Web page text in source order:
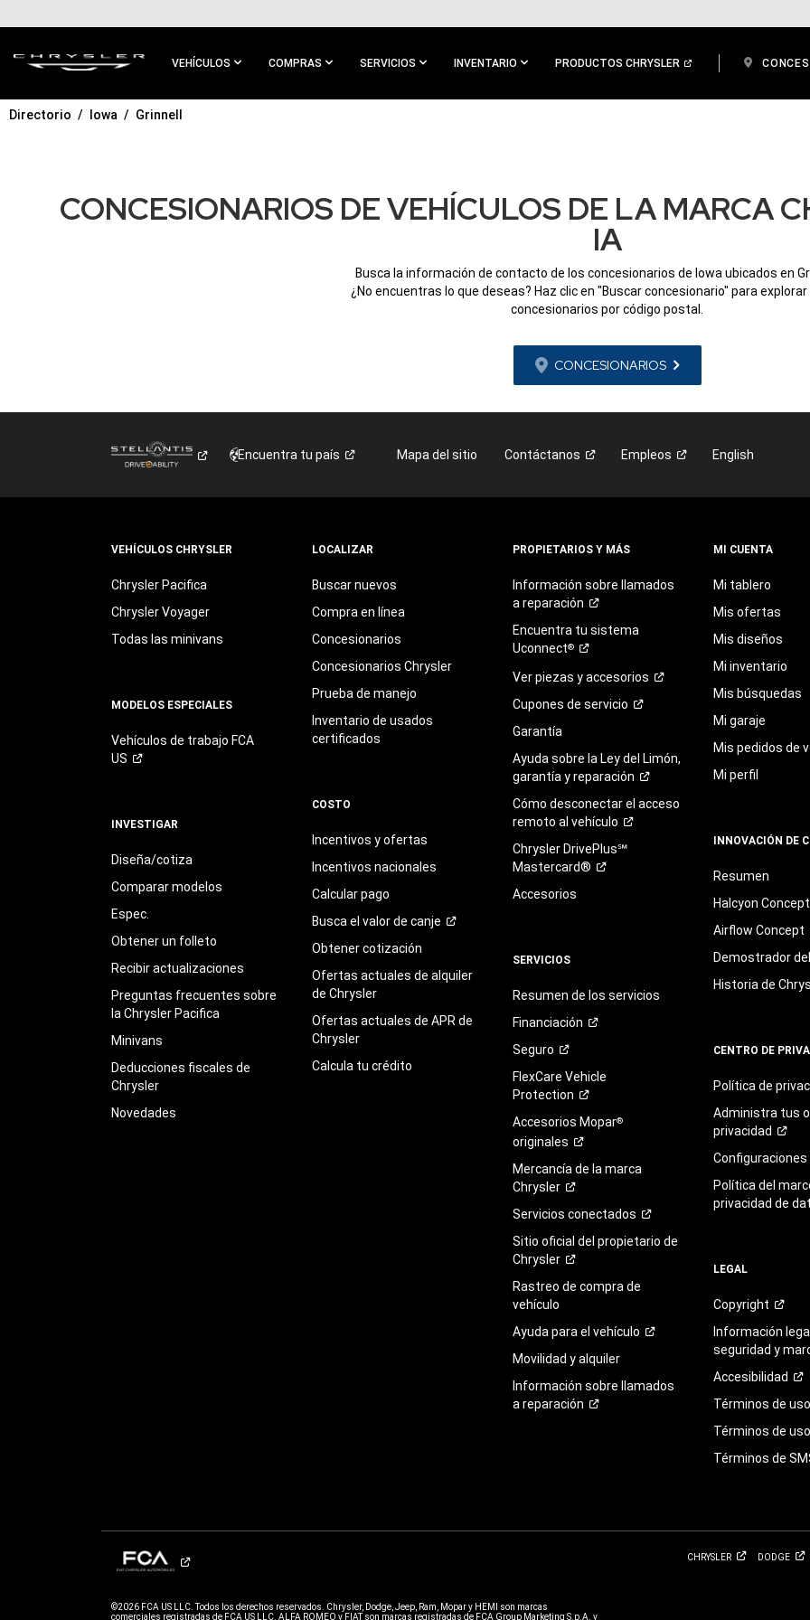
CONTENIDO
VEHÍCULOS COMPRAS SERVICIOS INVENTARIO PRODUCTOS CHRYSLER
IR A
Directorio Iowa Grinnell
CONCESIONARIOS DE VEHÍCULOS DE LA MARCA
IA
Busca la información de contacto de los concesionarios de Iowa ubicados en
¿No encuentras lo que deseas? Haz clic en "Buscar concesionario" para
concesionarios por código postal.
CONCESIONARIOS
Encuentra tu país Mapa del sitio Contáctanos Empleos English
VEHÍCULOS CHRYSLER
Chrysler Pacifica
Chrysler Voyager
Todas las minivans
MODELOS ESPECIALES
Vehículos de trabajo FCA
US
INVESTIGAR
Diseña/cotiza
Comparar modelos
Espec.
Obtener un folleto
Recibir actualizaciones
Preguntas frecuentes sobre
la Chrysler Pacifica
Minivans
Deducciones fiscales de
Chrysler
Novedades
LOCALIZAR
Buscar nuevos
Compra en línea
Concesionarios
Concesionarios Chrysler
Prueba de manejo
Inventario de usados
certificados
COSTO
Incentivos y ofertas
Incentivos nacionales
Calcular pago
Busca el valor de canje
Obtener cotización
Ofertas actuales de alquiler
de Chrysler
Ofertas actuales de APR de
Chrysler
Calcula tu crédito
PROPIETARIOS Y MÁS
Información sobre llamados
a reparación
Encuentra tu sistema
Uconnect®
Ver piezas yaccesorios
Cupones de servicio
Garantía
Ayuda sobre la Ley del Limón,
garantía yreparación
Cómo desconectar el acceso
remoto al vehículo
Chrysler DrivePlus℠
Mastercard®
Accesorios
SERVICIOS
Resumen de los servicios
Financiación
Seguro
FlexCare Vehicle
Protection
Accesorios Mopar®
originales
Mercancía de la marca
Chrysler
Servicios conectados
Sitio oficial del propietario de
Chrysler
Rastreo de compra de
vehículo
Ayuda para el vehículo
Movilidad y alquiler
Información sobre llamados
a reparación
MI CUENTA
Mi tablero
Mis ofertas
Mis diseños
Mi inventario
Mis búsquedas
Mi garaje
Mis pedidos de
Mi perfil
INNOVACIÓN DE
Resumen
Halcyon Concept
Airflow Concept
Demostrador
Historia de
CENTRO DE
Política de
Administra tus
privacidad
Configuraciones
Política del
privacidad de
LEGAL
Copyright
Información
seguridad y
Accesibilidad
Términos deuso
Términos de
Términos de
CHRYSLER DODGE
©2026 FCA US LLC. Todos los derechos reservados. Chrysler, Dodge, Jeep, Ram, Mopar y HEMI son marcas
comerciales registradas de FCA US LLC. ALFA ROMEO y FIAT son marcas registradas de FCA Group Marketing S.p.A. y